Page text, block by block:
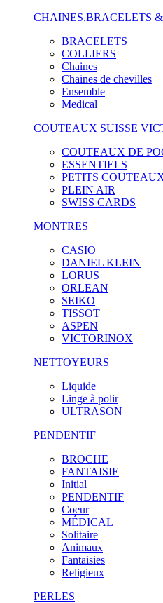
CHAINES,BRACELETS
BRACELETS
COLLIERS
Chaines
Chaines de chevilles
Ensemble
Medical
COUTEAUX SUISSE
COUTEAUX DE
ESSENTIELS
PETITS
PLEIN AIR
SWISS CARDS
MONTRES
CASIO
DANIEL KLEIN
LORUS
ORLEAN
SEIKO
TISSOT
ASPEN
VICTORINOX
NETTOYEURS
Liquide
Linge à polir
ULTRASON
PENDENTIF
BROCHE
FANTAISIE
Initial
PENDENTIF
Coeur
MÉDICAL
Solitaire
Animaux
Fantaisies
Religieux
PERLES